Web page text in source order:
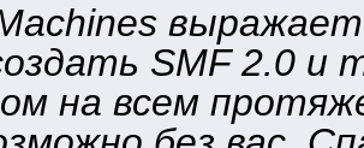
SMF 2.0 и
на всем